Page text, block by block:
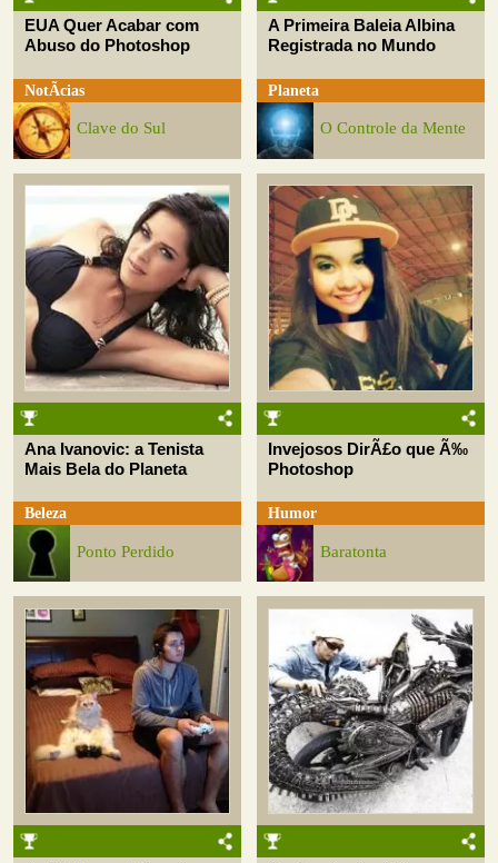
EUA Quer Acabar com
Abuso do Photoshop
NotÃ­cias
Clave do Sul
A Primeira Baleia Albina
Registrada no Mundo
Planeta
O Controle da Mente
Ana Ivanovic: a Tenista
Mais Bela do Planeta
Beleza
Ponto Perdido
Invejosos DirÃ£o que Ã‰
Photoshop
Humor
Baratonta